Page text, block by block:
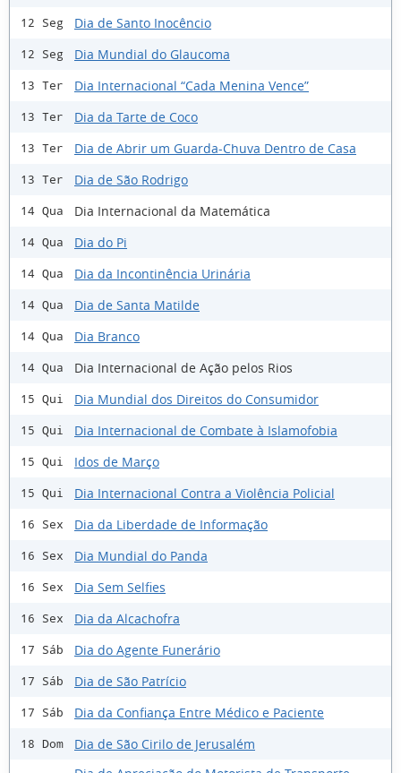
12 Seg Dia de Santo Inocêncio
12 Seg Dia Mundial do Glaucoma
13 Ter Dia Internacional “Cada Menina Vence”
13 Ter Dia da Tarte de Coco
13 Ter Dia de Abrir um Guarda-Chuva Dentro de Casa
13 Ter Dia de São Rodrigo
14 Qua Dia Internacional da Matemática
14 Qua Dia do Pi
14 Qua Dia da Incontinência Urinária
14 Qua Dia de Santa Matilde
14 Qua Dia Branco
14 Qua Dia Internacional de Ação pelos Rios
15 Qui Dia Mundial dos Direitos do Consumidor
15 Qui Dia Internacional de Combate à Islamofobia
15 Qui Idos de Março
15 Qui Dia Internacional Contra a Violência Policial
16 Sex Dia da Liberdade de Informação
16 Sex Dia Mundial do Panda
16 Sex Dia Sem Selfies
16 Sex Dia da Alcachofra
17 Sáb Dia do Agente Funerário
17 Sáb Dia de São Patrício
17 Sáb Dia da Confiança Entre Médico e Paciente
18 Dom Dia de São Cirilo de Jerusalém